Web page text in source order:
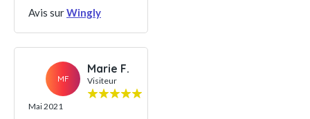
Avis surWingly
MF
Marie F.
Visiteur
Mai 2021